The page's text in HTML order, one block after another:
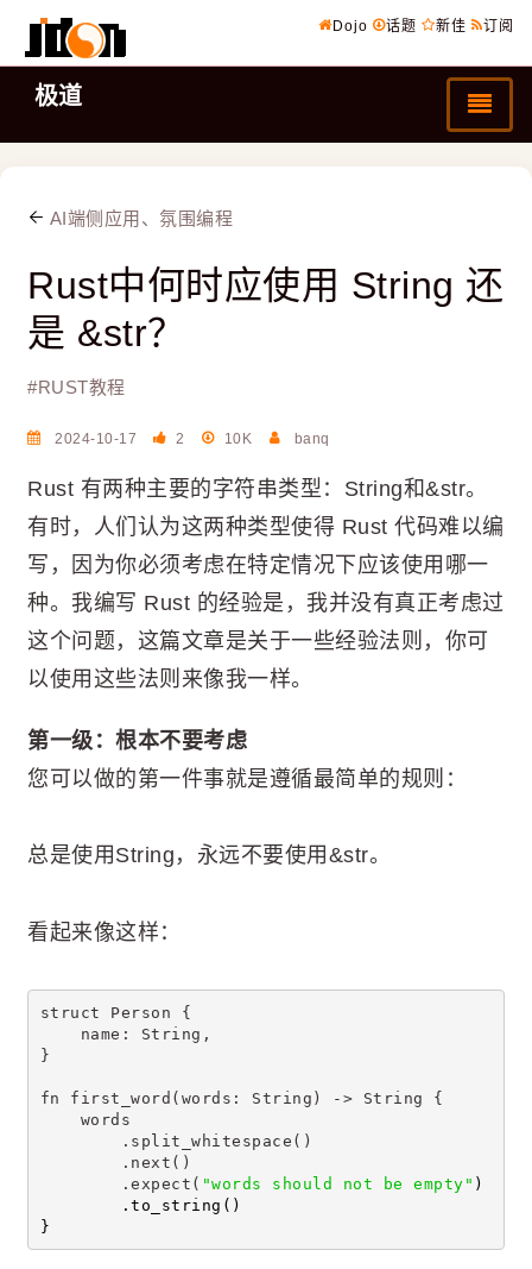
Dojo 话题 新佳 订阅
极道
AI端侧应用、氛围编程
Rust中何时应使用 String 还
是 &str？
#RUST教程
2024-10-17 2 10K banq
Rust 有两种主要的字符串类型：String和&str。
有时，人们认为这两种类型使得 Rust 代码难以编
写，因为你必须考虑在特定情况下应该使用哪一
种。我编写 Rust 的经验是，我并没有真正考虑过
这个问题，这篇文章是关于一些经验法则，你可
以使用这些法则来像我一样。
第一级：根本不要考虑
您可以做的第一件事就是遵循最简单的规则：
总是使用String，永远不要使用&str。
看起来像这样：
struct Person {
name: String,
}
fn first_word(words: String) -> String {
words
.split_whitespace()
.next()
.expect( "words should not be empty" )
.to_string()
}